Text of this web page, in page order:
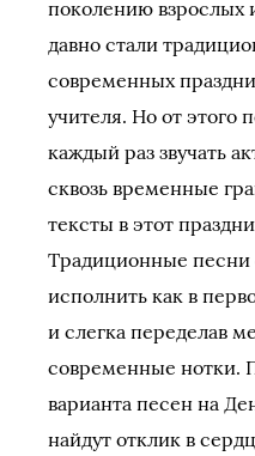
поколению взрослых
давно стали
современных
учителя. Но от этого
каждый раз звучать
сквозь временные
тексты в этот
Традиционные
исполнить как в
и слегка переделав
современные нотки.
варианта песен на
найдут отклик в